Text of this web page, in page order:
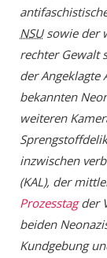
NSUsowie der
rechter Gewalt
der Angeklagte
bekannten
weiteren
inzwischen
(KAL), der
Prozesstagder
beiden
Kundgebung